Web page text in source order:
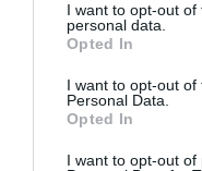
I want to opt-out
personal data.
Opted In
I want to opt-out of
Personal Data.
Opted In
I want to opt-out of
σκηνοθεσία
Αστέριου
Πελτέκη
στο Θέατρο
Ολύμπια